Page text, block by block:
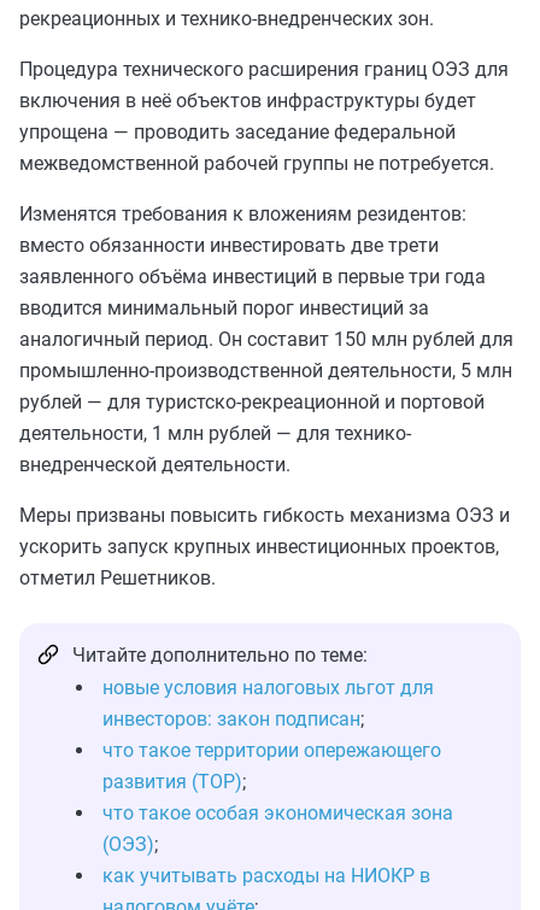
рекреационных и технико-внедренческих зон.
Процедура технического расширения границ ОЭЗ для
включения в неё объектов инфраструктуры будет
упрощена — проводить заседание федеральной
межведомственной рабочей группы не потребуется.
Изменятся требования к вложениям резидентов:
вместо обязанности инвестировать две трети
заявленного объёма инвестиций в первые три года
вводится минимальный порог инвестиций за
аналогичный период. Он составит 150 млн рублей для
промышленно-производственной деятельности, 5 млн
рублей — для туристско-рекреационной и портовой
деятельности, 1 млн рублей — для технико-
внедренческой деятельности.
Меры призваны повысить гибкость механизма ОЭЗ и
ускорить запуск крупных инвестиционных проектов,
отметил Решетников.
Читайте дополнительно по теме:
новые условия налоговых льгот для
инвесторов: закон подписан;
что такое территории опережающего
развития (ТОР);
что такое особая экономическая зона
(ОЭЗ);
как учитывать расходы на НИОКР в